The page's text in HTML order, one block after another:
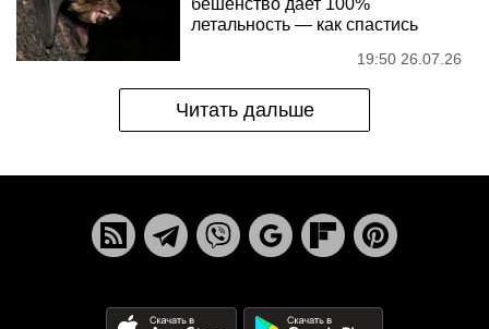
летальность — как спастись
19:50 26.07.26
Читать дальше